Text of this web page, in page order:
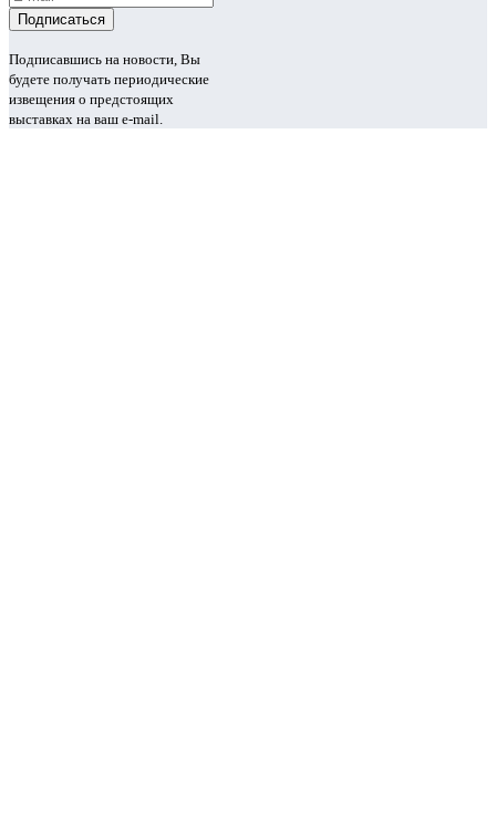
Подписавшись на новости, Вы
будете получать периодические
извещения о предстоящих
выставках на ваш e-mail.